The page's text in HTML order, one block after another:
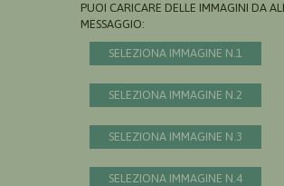
PUOI CARICARE DELLE IMMAGINI DA
MESSAGGIO:
SELEZIONA IMMAGINE N.1
SELEZIONA IMMAGINE N.2
SELEZIONA IMMAGINE N.3
SELEZIONA IMMAGINE N.4